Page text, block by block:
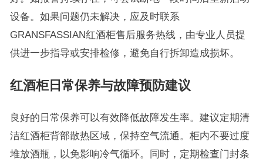
设备。如果问题仍未解决，应及时联系
GRANSFASSIAN红酒柜售后服务热线，由专业人员提
供进一步指导或安排检修，避免自行拆卸造成损坏。
红酒柜日常保养与故障预防建议
良好的日常保养可以有效降低故障发生率。建议定期清
洁红酒柜背部散热区域，保持空气流通。柜内不要过度
堆放酒瓶，以免影响冷气循环。同时，定期检查门封条